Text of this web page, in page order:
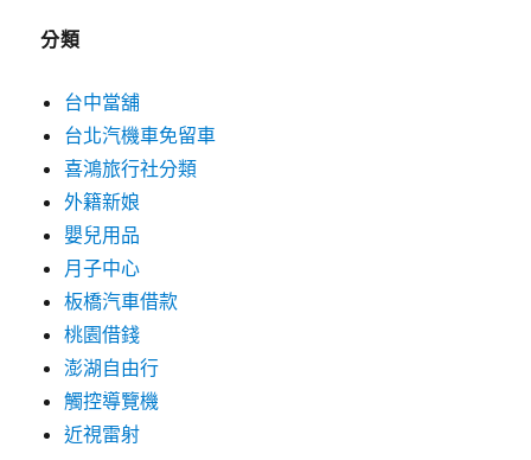
分類
台中當舖
台北汽機車免留車
喜鴻旅行社分類
外籍新娘
嬰兒用品
月子中心
板橋汽車借款
桃園借錢
澎湖自由行
觸控導覽機
近視雷射